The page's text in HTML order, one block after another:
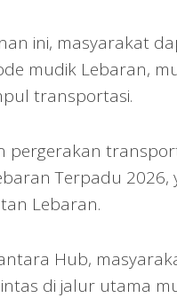
ini, masyarakat
mudik Lebaran,
transportasi.
pergerakan
Terpadu
Lebaran.
Hub,
di jalur utama